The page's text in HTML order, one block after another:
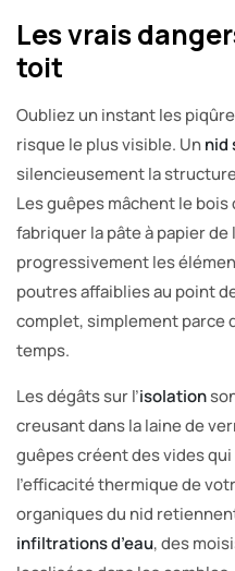
Les vrais
toit
Oubliez un instant les
risque le plus visible. Unnid
silencieusement la
Les guêpes mâchent le bois
fabriquer la pâte à papier
progressivement les
poutres affaiblies au point
complet, simplement parce
temps.
Les dégâts sur l’isolation
creusant dans la laine de
guêpes créent des vides
l’efficacité thermique de
organiques du nid
infiltrations d’eau, des